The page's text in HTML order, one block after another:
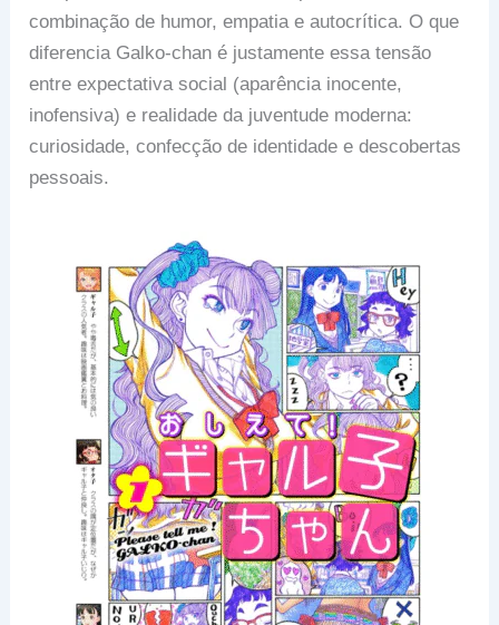
combinação de humor, empatia e autocrítica. O que
diferencia Galko-chan é justamente essa tensão
entre expectativa social (aparência inocente,
inofensiva) e realidade da juventude moderna:
curiosidade, confecção de identidade e descobertas
pessoais.